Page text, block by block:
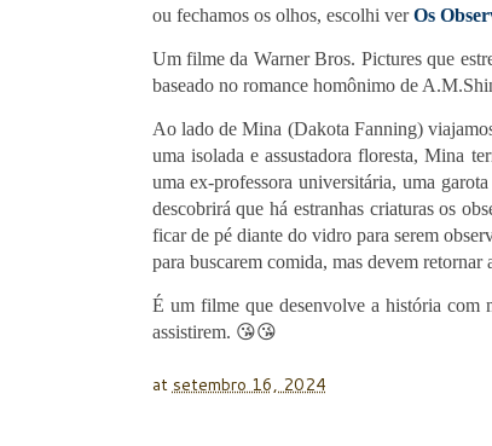
ou fechamos os olhos, escolhi verOs
Um filme da Warner Bros. Pictures que
baseado no romance homônimo de
Ao lado de Mina (Dakota Fanning)
uma isolada e assustadora floresta, Mina
uma ex-professora universitária, uma
descobrirá que há estranhas criaturas os
ficar de pé diante do vidro para serem
para buscarem comida, mas devem retornar
É um filme que desenvolve a história com
assistirem. 😘😘
atsetembro 16, 2024